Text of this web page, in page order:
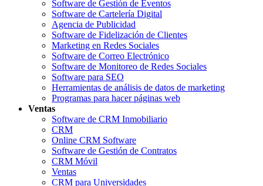
Software de Gestión de Eventos
Software de Cartelería Digital
Agencia de Publicidad
Software de Fidelización de Clientes
Marketing en Redes Sociales
Software de Correo Electrónico
Software de Monitoreo de Redes Sociales
Software para SEO
Herramientas de análisis de datos de marketing
Programas para hacer páginas web
Ventas
Software de CRM Inmobiliario
CRM
Online CRM Software
Software de Gestión de Contratos
CRM Móvil
Ventas
CRM para Universidades